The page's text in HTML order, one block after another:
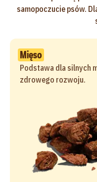
samopoczucie psów.
Mięso
Podstawa dla silnych
zdrowego rozwoju.